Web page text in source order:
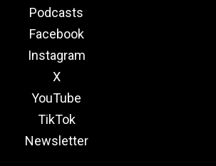
Podcasts
Facebook
Instagram
X
YouTube
TikTok
Newsletter